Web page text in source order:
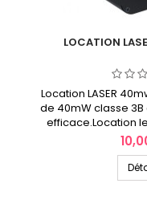
LOCATION
Location LASER
de 40mW classe
efficace.Location
heures en semaine
des hauts-
Prix